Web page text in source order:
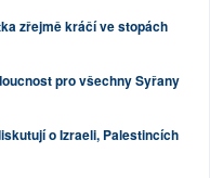
zřejmě kráčí ve stopách
pro všechny Syřany
o Izraeli, Palestincích